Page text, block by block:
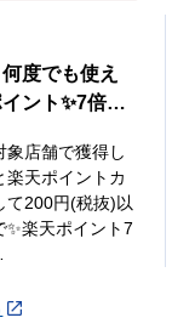
度でも使え
ント✨7倍ク
象店舗で獲得し
楽天ポイントカ
て200円(税抜)以
✨楽天ポイント7